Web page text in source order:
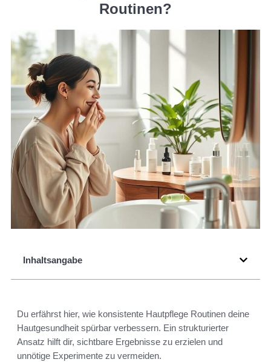
Routinen?
Inhaltsangabe
Du erfährst hier, wie konsistente Hautpflege Routinen deine
Hautgesundheit spürbar verbessern. Ein strukturierter
Ansatz hilft dir, sichtbare Ergebnisse zu erzielen und
unnötige Experimente zu vermeiden.